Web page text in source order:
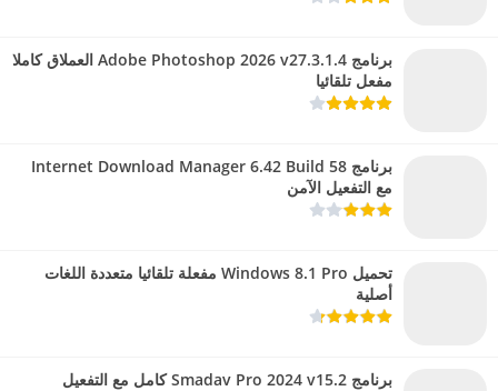
برنامج Adobe Photoshop 2026 v27.3.1.4 العملاق كاملا
مفعل تلقائيا
برنامج Internet Download Manager 6.42 Build 58
مع التفعيل الآمن
تحميل Windows 8.1 Pro مفعلة تلقائيا متعددة اللغات
أصلية
برنامج Smadav Pro 2024 v15.2 كامل مع التفعيل